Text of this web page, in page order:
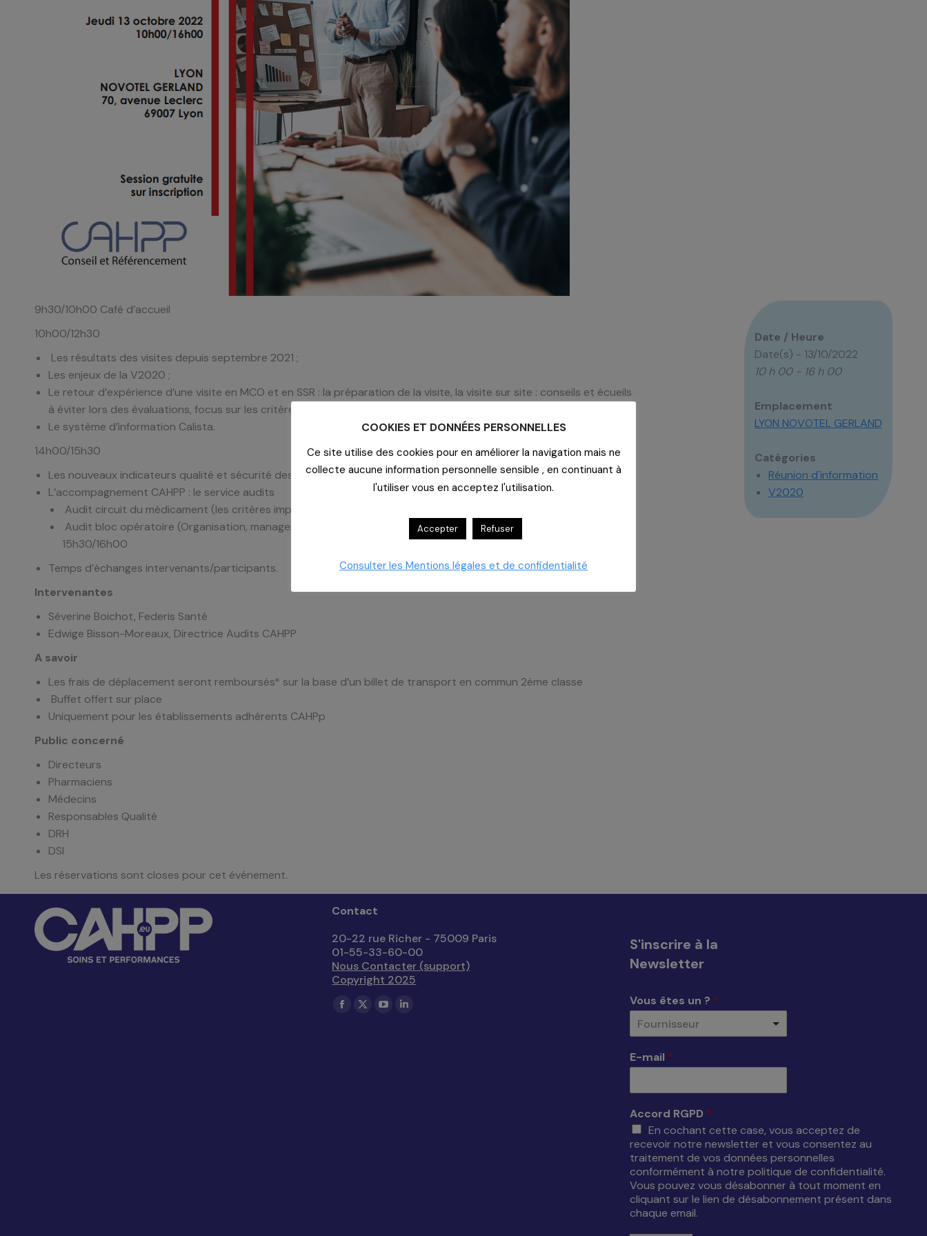
Date / Heure
Date(s) - 13/10/2022
10 h 00 - 16 h 00
Emplacement
LYON NOVOTEL GERLAND
Catégories
Réunion d'information
V2020
9h30/10h00 Café d’accueil
10h00/12h30
Les résultats des visites depuis septembre 2021 ;
Les enjeux de la V2020 ;
Le retour d’expérience d’une visite en MCO et en SSR : la préparation de la visite, la visite sur site : conseils et écueils
à éviter lors des évaluations, focus sur les critères impératifs) ;
Le système d’information Calista.
14h00/15h30
Les nouveaux indicateurs qualité et sécurité des soins HAS 2022 et la dotation IFAQ ;
L’accompagnement CAHPP : le service audits
Audit circuit du médicament (les critères impératifs et la règlementation) au regard des pratiques
Audit bloc opératoire (Organisation, management, programmation, efficience..)
15h30/16h00
Temps d’échanges intervenants/participants.
Intervenantes
Séverine Boichot, Federis Santé
Edwige Bisson-Moreaux, Directrice Audits CAHPP
A savoir
Les frais de déplacement seront remboursés* sur la base d’un billet de transport en commun 2ème classe
Buffet offert sur place
Uniquement pour les établissements adhérents CAHPp
Public concerné
Directeurs
Pharmaciens
Médecins
Responsables Qualité
DRH
DSI
Les réservations sont closes pour cet événement.
Contact
20-22 rue Richer - 75009 Paris
01-55-33-60-00
Nous Contacter (support)
Copyright 2025
Trouvez nous sur :
La
La
La
La
S'inscrire à la
Newsletter
Vous êtes un ? *
Fournisseur
E-mail *
Accord RGPD *
En cochant cette case, vous acceptez de
recevoir notre newsletter et vous consentez au
traitement de vos données personnelles
conformément à notre politique de confidentialité.
Vous pouvez vous désabonner à tout moment en
cliquant sur le lien de désabonnement présent dans
chaque email.
COOKIES ET DONNÉES PERSONNELLES
Ce site utilise des cookies pour en améliorer la navigation mais ne
collecte aucune information personnelle sensible , en continuant à
l'utiliser vous en acceptez l'utilisation.
Accepter Refuser
Consulter les Mentions légales et de confidentialité